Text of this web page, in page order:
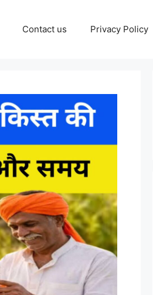
Contact us Privacy Policy